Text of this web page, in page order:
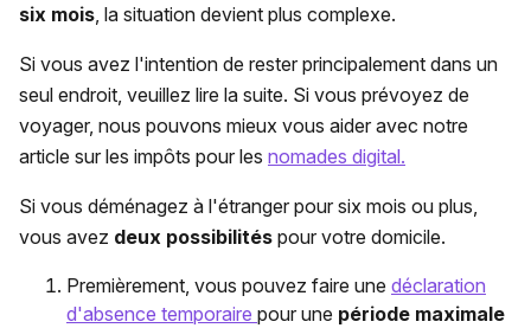
six mois , la situation devient plus complexe.
Si vous avez l'intention de rester principalement dans un
seul endroit, veuillez lire la suite. Si vous prévoyez de
voyager, nous pouvons mieux vous aider avec notre
article sur les impôts pour les nomades digital.
Si vous déménagez à l'étranger pour six mois ou plus,
vous avez deux possibilités pour votre domicile.
Premièrement, vous pouvez faire une déclaration
d'absence temporaire pour une période maximale